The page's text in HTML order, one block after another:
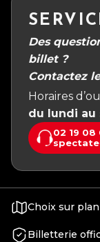
Des
billet ?
Contactez
Horaires
du lundi au
02 19 08
Choix sur plan
Billetterie